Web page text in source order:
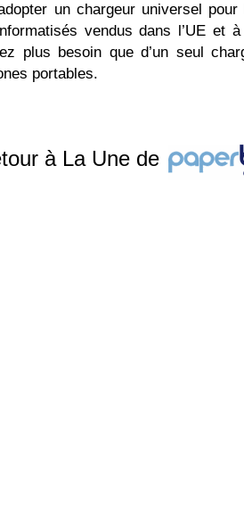
un chargeur universel
vendus dans l’UE et
plus besoin que d’un seul
portables.
à La Une de